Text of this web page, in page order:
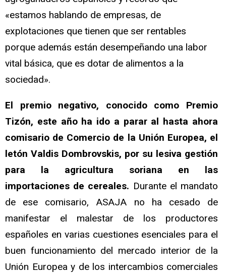
«estamos hablando de empresas, de
explotaciones que tienen que ser rentables
porque además están desempeñando una labor
vital básica, que es dotar de alimentos a la
sociedad».
El premio negativo, conocido como Premio
Tizón, este año ha ido a parar al hasta ahora
comisario de Comercio de la Unión Europea, el
letón Valdis Dombrovskis, por su lesiva gestión
para la agricultura soriana en las
importaciones de cereales. Durante el mandato
de ese comisario, ASAJA no ha cesado de
manifestar el malestar de los productores
españoles en varias cuestiones esenciales para el
buen funcionamiento del mercado interior de la
Unión Europea y de los intercambios comerciales